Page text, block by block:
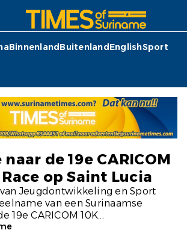
BinnenlandBuitenlandEnglishSport
de 19e CARICOM
op Saint Lucia
Jeugdontwikkeling en Sport
van een Surinaamse
19e CARICOM 10K...